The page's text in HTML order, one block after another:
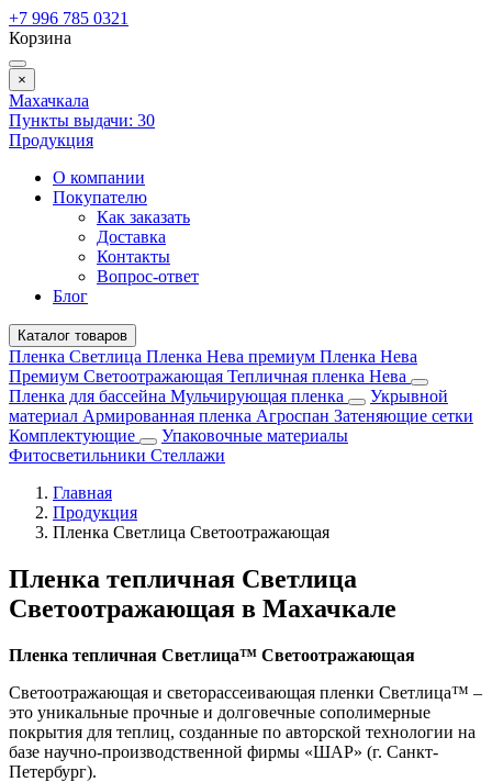
+7 996 785 0321
Корзина
×
Махачкала
Пункты выдачи: 30
Продукция
О компании
Покупателю
Как заказать
Доставка
Контакты
Вопрос-ответ
Блог
Каталог товаров
Пленка Светлица Пленка Нева премиум Пленка Нева
Премиум Светоотражающая Тепличная пленка Нева
Пленка для бассейна Мульчирующая пленка
Укрывной
материал Армированная пленка Агроспан Затеняющие сетки
Комплектующие
Упаковочные материалы
Фитосветильники Стеллажи
Главная
Продукция
Пленка Светлица Светоотражающая
Пленка тепличная Светлица
Светоотражающая в Махачкале
Пленка тепличная Светлица™ Светоотражающая
Светоотражающая и светорассеивающая пленки Светлица™ –
это уникальные прочные и долговечные сополимерные
покрытия для теплиц, созданные по авторской технологии на
базе научно-производственной фирмы «ШАР» (г. Санкт-
Петербург).